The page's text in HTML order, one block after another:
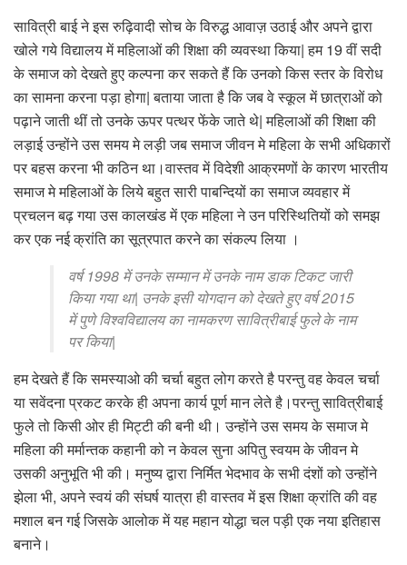
सावित्री बाई ने इस रुढ़िवादी सोच के विरुद्ध आवाज़ उठाई और अपने द्वारा
खोले गये विद्यालय में महिलाओं की शिक्षा की व्यवस्था किया| हम 19 वीं सदी
के समाज को देखते हुए कल्पना कर सकते हैं कि उनको किस स्तर के विरोध
का सामना करना पड़ा होगा| बताया जाता है कि जब वे स्कूल में छात्राओं को
पढ़ाने जाती थीं तो उनके ऊपर पत्थर फेंके जाते थे| महिलाओं की शिक्षा की
लड़ाई उन्होंने उस समय मे लड़ी जब समाज जीवन मे महिला के सभी अधिकारों
पर बहस करना भी कठिन था।वास्तव में विदेशी आक्रमणों के कारण भारतीय
समाज मे महिलाओं के लिये बहुत सारी पाबन्दियों का समाज व्यवहार में
प्रचलन बढ़ गया उस कालखंड में एक महिला ने उन परिस्थितियों को समझ
कर एक नई क्रांति का सूत्रपात करने का संकल्प लिया ।
वर्ष 1998 में उनके सम्मान में उनके नाम डाक टिकट जारी
किया गया था| उनके इसी योगदान को देखते हुए वर्ष 2015
में पुणे विश्वविद्यालय का नामकरण सावित्रीबाई फुले के नाम
पर किया|
हम देखते हैं कि समस्याओ की चर्चा बहुत लोग करते है परन्तु वह केवल चर्चा
या सवेंदना प्रकट करके ही अपना कार्य पूर्ण मान लेते है।परन्तु सावित्रीबाई
फुले तो किसी ओर ही मिट्टी की बनी थी। उन्होंने उस समय के समाज मे
महिला की मर्मान्तक कहानी को न केवल सुना अपितु स्वयम के जीवन मे
उसकी अनुभूति भी की। मनुष्य द्वारा निर्मित भेदभाव के सभी दंशों को उन्होंने
झेला भी, अपने स्वयं की संघर्ष यात्रा ही वास्तव में इस शिक्षा क्रांति की वह
मशाल बन गई जिसके आलोक में यह महान योद्धा चल पड़ी एक नया इतिहास
बनाने।